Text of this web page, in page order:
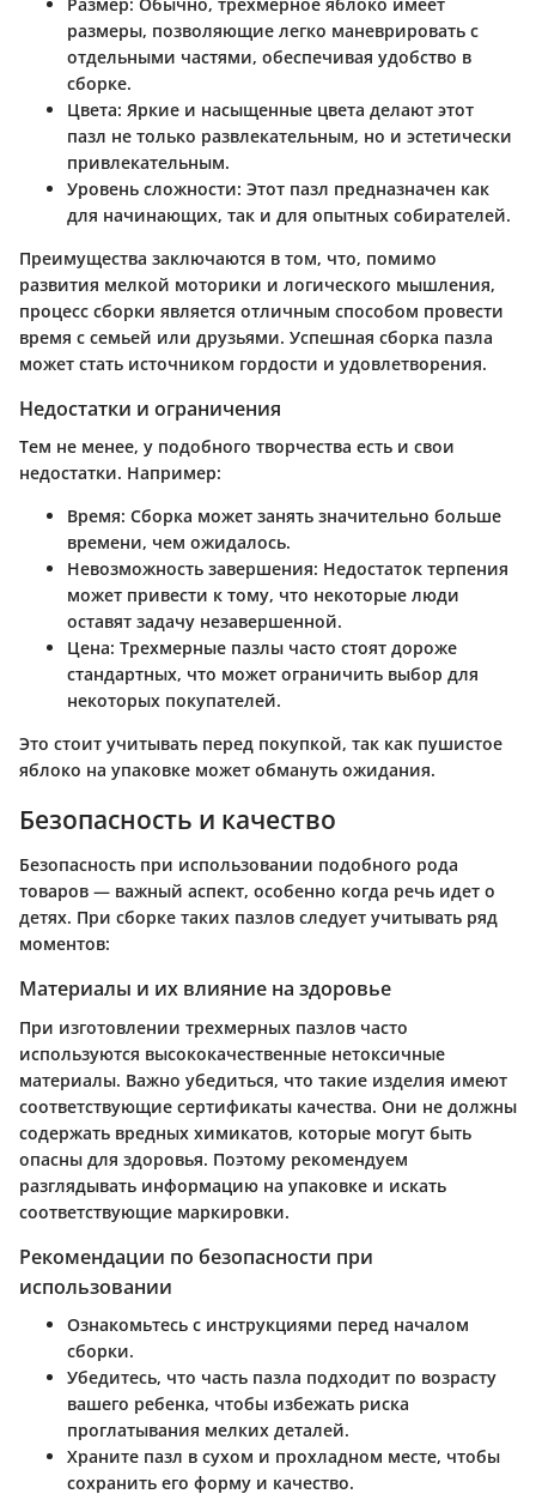
размеры, позволяющие легко маневрировать с
отдельными частями, обеспечивая удобство в
сборке.
Цвета: Яркие и насыщенные цвета делают этот
пазл не только развлекательным, но и эстетически
привлекательным.
Уровень сложности: Этот пазл предназначен как
для начинающих, так и для опытных собирателей.
Преимущества заключаются в том, что, помимо
развития мелкой моторики и логического мышления,
процесс сборки является отличным способом провести
время с семьей или друзьями. Успешная сборка пазла
может стать источником гордости и удовлетворения.
Недостатки и ограничения
Тем не менее, у подобного творчества есть и свои
недостатки. Например:
Время: Сборка может занять значительно больше
времени, чем ожидалось.
Невозможность завершения: Недостаток терпения
может привести к тому, что некоторые люди
оставят задачу незавершенной.
Цена: Трехмерные пазлы часто стоят дороже
стандартных, что может ограничить выбор для
некоторых покупателей.
Это стоит учитывать перед покупкой, так как пушистое
яблоко на упаковке может обмануть ожидания.
Безопасность и качество
Безопасность при использовании подобного рода
товаров — важный аспект, особенно когда речь идет о
детях. При сборке таких пазлов следует учитывать ряд
моментов:
Материалы и их влияние на здоровье
При изготовлении трехмерных пазлов часто
используются высококачественные нетоксичные
материалы. Важно убедиться, что такие изделия имеют
соответствующие сертификаты качества. Они не должны
содержать вредных химикатов, которые могут быть
опасны для здоровья. Поэтому рекомендуем
разглядывать информацию на упаковке и искать
соответствующие маркировки.
Рекомендации по безопасности при
использовании
Ознакомьтесь с инструкциями перед началом
сборки.
Убедитесь, что часть пазла подходит по возрасту
вашего ребенка, чтобы избежать риска
проглатывания мелких деталей.
Храните пазл в сухом и прохладном месте, чтобы
сохранить его форму и качество.